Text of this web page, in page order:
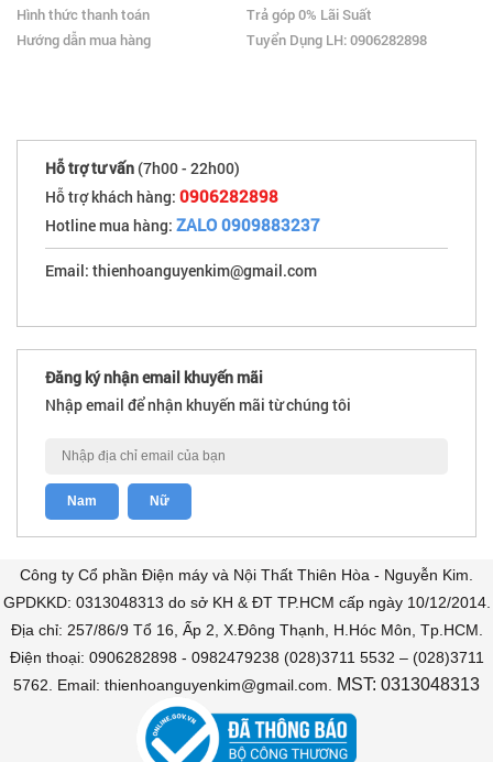
Hình thức thanh toán
Hướng dẫn mua hàng
Trả góp 0% Lãi Suất
Tuyển Dụng LH: 0906282898
Hỗ trợ tư vấn (7h00 - 22h00)
Hỗ trợ khách hàng: 0906282898
Hotline mua hàng: ZALO 0909883237
Email: thienhoanguyenkim@gmail.com
Đăng ký nhận email khuyến mãi
Nhập email để nhận khuyến mãi từ chúng tôi
Công ty Cổ phần Điện máy và Nội Thất Thiên Hòa - Nguyễn Kim.
GPDKKD: 0313048313 do sở KH & ĐT TP.HCM cấp ngày 10/12/2014.
Địa chỉ: 257/86/9 Tổ 16, Ấp 2, X.Đông Thạnh, H.Hóc Môn, Tp.HCM.
Điện thoại: 0906282898 - 0982479238 (028)3711 5532 – (028)3711
5762. Email: thienhoanguyenkim@gmail.com.
MST: 0313048313